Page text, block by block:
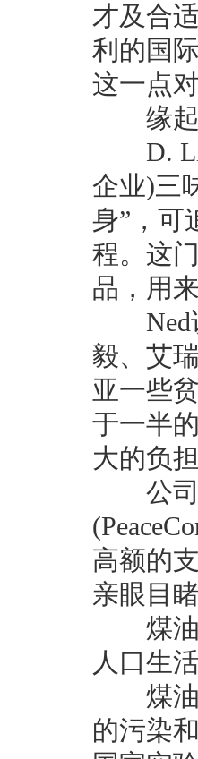
才及合
利的国
这一点
缘起
D.
企业)三
身” ，
程。这
品，用
Ned
毅、艾
亚一些
于一半
大的负
公司
高额的
亲眼目
煤油
人口生
煤油
的污染